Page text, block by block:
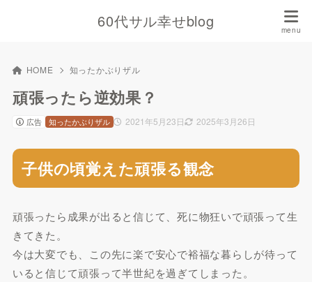
60代サル幸せblog
HOME 知ったかぶりザル
頑張ったら逆効果？
広告 2021年5月23日 2025年3月26日
知ったかぶりザル
子供の頃覚えた頑張る観念
頑張ったら成果が出ると信じて、死に物狂いで頑張って生
きてきた。
今は大変でも、この先に楽で安心で裕福な暮らしが待って
いると信じて頑張って半世紀を過ぎてしまった。